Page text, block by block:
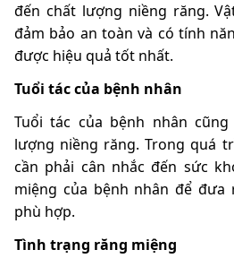
đến chất lượng niềng răng.
đảm bảo an toàn và có tính
được hiệu quả tốt nhất.
Tuổi tác của bệnh nhân
Tuổi tác của bệnh nhân
lượng niềng răng. Trong quá
cần phải cân nhắc đến sức
miệng của bệnh nhân để
phù hợp.
Tình trạng răng miệng